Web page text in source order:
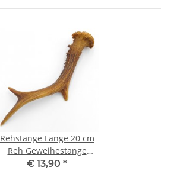
Rehstange Länge 20 cm
Reh Geweihestange
Stange Rehgehörn
€ 13,90 *